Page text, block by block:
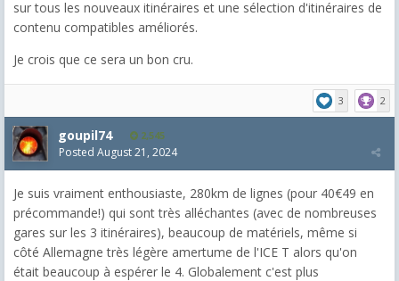
sur tous les nouveaux itinéraires et une sélection d'itinéraires de
contenu compatibles améliorés.
Je crois que ce sera un bon cru.
3 2
goupil74 2,545
Posted August 21, 2024
Je suis vraiment enthousiaste, 280km de lignes (pour 40€49 en
précommande!) qui sont très alléchantes (avec de nombreuses
gares sur les 3 itinéraires), beaucoup de matériels, même si
côté Allemagne très légère amertume de l'ICE T alors qu'on
était beaucoup à espérer le 4. Globalement c'est plus